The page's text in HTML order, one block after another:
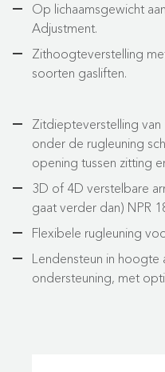
Op lichaamsgewicht
Adjustment.
Zithoogteverstelling
soorten gasliften.
Zitdiepteverstelling
onder de rugleuning
opening tussen zitting
3D of 4D verstelbare
gaat verder dan) NPR
Flexibele rugleuning
Lendensteun in hoogte
ondersteuning, met